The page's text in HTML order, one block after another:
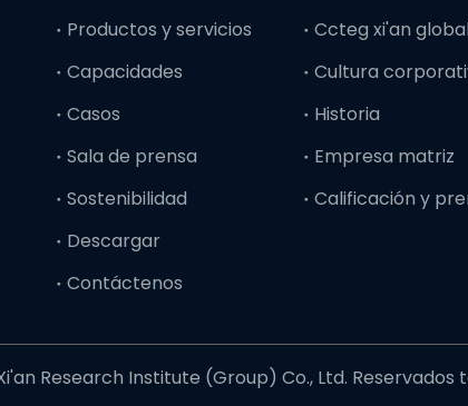
Productos y servicios
Capacidades
Casos
Sala de prensa
Sostenibilidad
Descargar
Contáctenos
Ccteg xi'an
Cultura
Historia
Empresa matriz
Calificación y
Research Institute (Group) Co., Ltd. Reservados